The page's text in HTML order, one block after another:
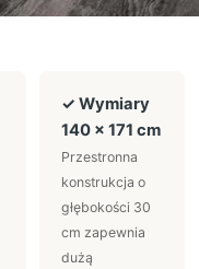
✓ Wymiary
140 × 171 cm
Przestronna
konstrukcja o
głębokości 30
cm zapewnia
dużą